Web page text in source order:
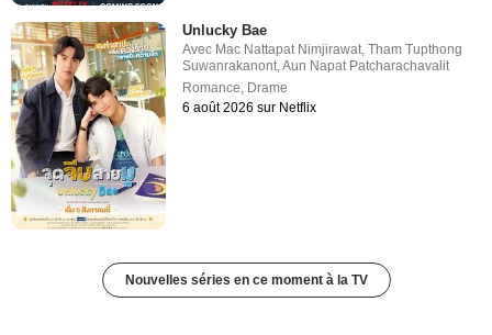
Unlucky Bae
Avec Mac Nattapat Nimjirawat,Tham Tupthong
Suwanrakanont,Aun Napat Patcharachavalit
Romance, Drame
6 août 2026 sur Netflix
Nouvelles séries en ce moment à la TV